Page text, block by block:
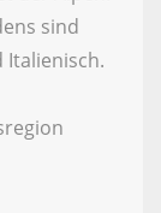
sind
Italienisch.